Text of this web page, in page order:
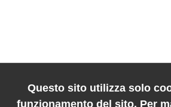
Questo sito utilizza solo
funzionamento del sito. Per